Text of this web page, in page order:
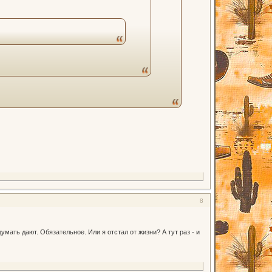
8
дают. Обязательное. Или я отстал от жизни? А тут раз - и